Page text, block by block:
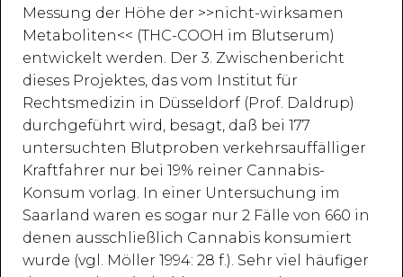
Messung der Höhe der >>nicht-wirksamen
Metaboliten<< (THC-COOH im Blutserum)
entwickelt werden. Der 3. Zwischenbericht
dieses Projektes, das vom Institut für
Rechtsmedizin in Düsseldorf (Prof. Daldrup)
durchgeführt wird, besagt, daß bei 177
untersuchten Blutproben verkehrsauffälliger
Kraftfahrer nur bei 19% reiner Cannabis-
Konsum vorlag. In einer Untersuchung im
Saarland waren es sogar nur 2 Fälle von 660 in
denen ausschließlich Cannabis konsumiert
wurde (vgl. Möller 1994: 28 f.). Sehr viel häufiger